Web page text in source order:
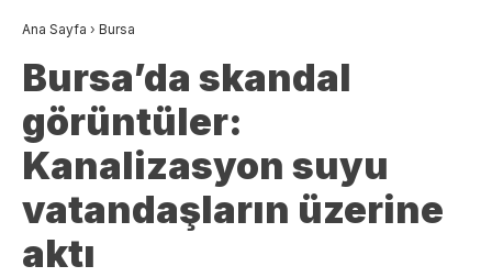
Ana Sayfa › Bursa
Bursa’da skandal
görüntüler:
Kanalizasyon suyu
vatandaşların üzerine
aktı